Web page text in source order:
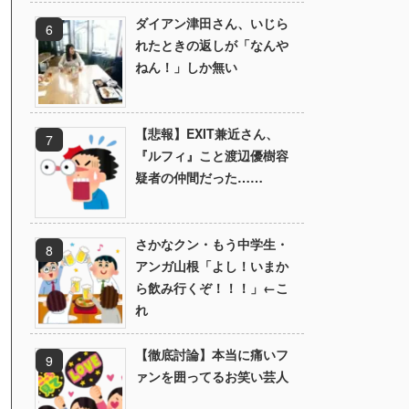
ダイアン津田さん、いじら
れたときの返しが「なんや
ねん！」しか無い
【悲報】EXIT兼近さん、
『ルフィ』こと渡辺優樹容
疑者の仲間だった……
さかなクン・もう中学生・
アンガ山根「よし！いまか
ら飲み行くぞ！！！」←こ
れ
【徹底討論】本当に痛いフ
ァンを囲ってるお笑い芸人